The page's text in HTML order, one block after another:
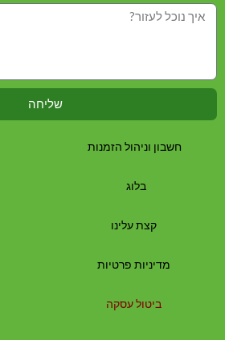
שליחה
חשבון וניהול הזמנות
בלוג
קצת עלינו
מדיניות פרטיות
ביטול עסקה